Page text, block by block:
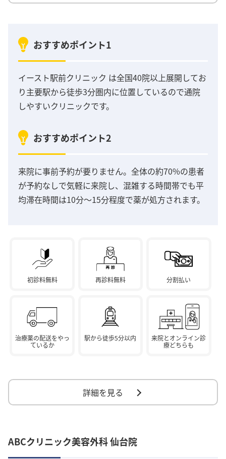
おすすめポイント1
イースト駅前クリニック は全国40院以上展開してお
り主要駅から徒歩3分圏内に位置しているので通院
しやすいクリニックです。
おすすめポイント2
来院に事前予約が要りません。全体の約70%の患者
が予約なしで気軽に来院し、混雑する時間帯でも平
均滞在時間は10分～15分程度で薬が処方されます。
初診料無料 再診料無料 分割払い
治療薬の配送をやっ
ているか
駅から徒歩5分以内
来院とオンライン診
療どちらも
詳細を見る
ABCクリニック美容外科 仙台院